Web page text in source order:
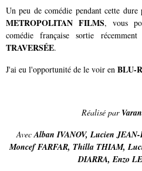
Un peu de comédie pendant cette
METROPOLITAN FILMS, vous
comédie française sortie
TRAVERSÉE.
J'ai eu l'opportunité de le voir en BLU-
Réalisé par
Avec Alban IVANOV,Lucien
Moncef FARFAR, Thilla THIAM,
DIARRA,Enzo